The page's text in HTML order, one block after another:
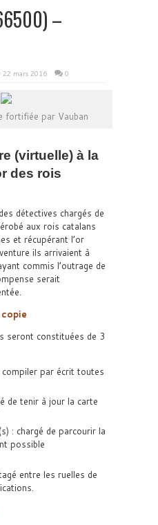
–
22 mars 2016 0
fortifiée par Vauban
(virtuelle) à la
des rois
détectives chargés de
aux rois catalans
et récupérant l’or
ils arrivaient à
commis l’outrage de
serait
seront constituées de 3
compiler par écrit toutes
de tenir à jour la carte
: chargé de parcourir la
possible
entre les ruelles de